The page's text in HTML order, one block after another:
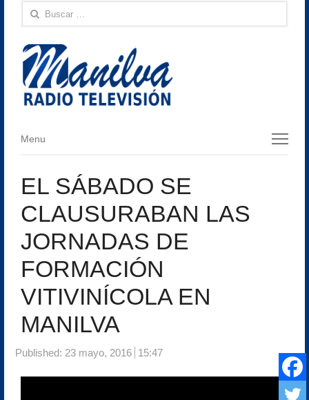
Buscar:
Menu
Menu
EL SÁBADO SE
CLAUSURABAN LAS
JORNADAS DE
FORMACIÓN
VITIVINÍCOLA EN
MANILVA
Published: 23 mayo, 2016 15:47